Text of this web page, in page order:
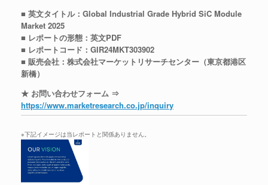
■ 英文タイトル：Global Industrial Grade Hybrid SiC Module
Market 2025
■ レポートの形態：英文PDF
■ レポートコード：GIR24MKT303902
■ 販売会社：株式会社マーケットリサーチセンター（東京都港区
新橋）
★ お問い合わせフォーム ⇒
https://www.marketresearch.co.jp/inquiry
※下記イメージは当レポートと関係ありません。